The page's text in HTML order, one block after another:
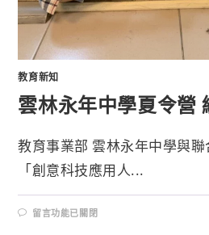
教育新知
雲林永年中學夏令營
教育事業部 雲林永年中學與
「創意科技應用人...
留言功能已關閉